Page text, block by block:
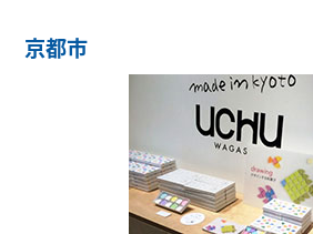
京都市